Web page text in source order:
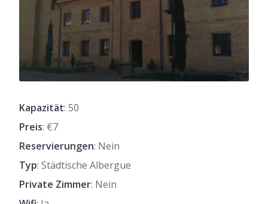
Kapazität: 50
Preis: €7
Reservierungen: Nein
Typ: Städtische Albergue
Private Zimmer: Nein